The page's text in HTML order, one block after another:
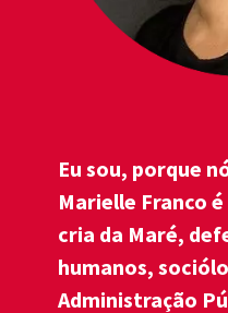
Eu sou, porque
Marielle Franco
cria da Maré,
humanos,
Administração